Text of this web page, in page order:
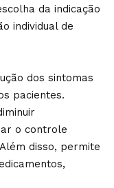
da indicação
individual de
dos sintomas
pacientes.
o controle
disso, permite